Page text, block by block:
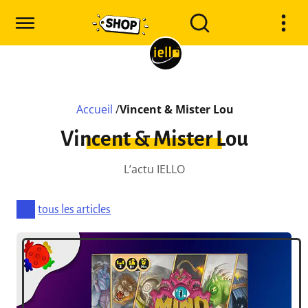
Accueil /Vincent & Mister Lou
Vincent & Mister Lou
L’actu IELLO
tous les articles